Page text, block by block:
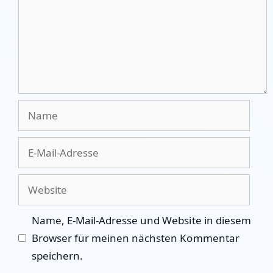
Name, E-Mail-Adresse und Website in diesem
Browser für meinen nächsten Kommentar
speichern.